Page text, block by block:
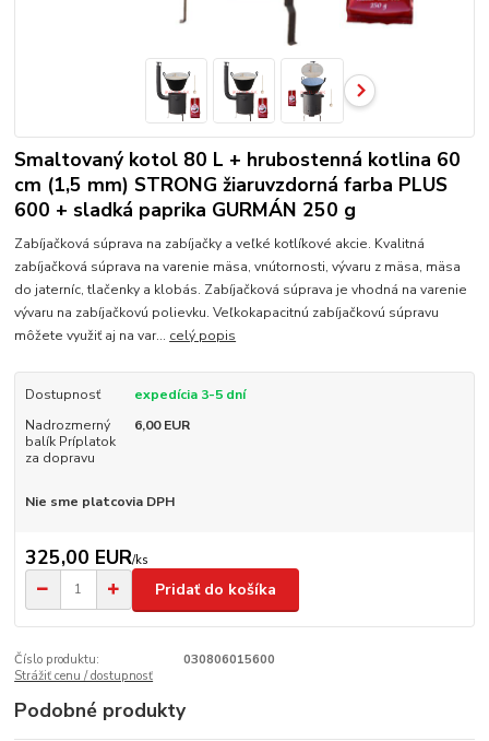
Smaltovaný kotol 80 L + hrubostenná kotlina 60
cm (1,5 mm) STRONG žiaruvzdorná farba PLUS
600 + sladká paprika GURMÁN 250 g
Zabíjačková súprava na zabíjačky a veľké kotlíkové akcie. Kvalitná
zabíjačková súprava na varenie mäsa, vnútornosti, vývaru z mäsa, mäsa
do jaterníc, tlačenky a klobás. Zabíjačková súprava je vhodná na varenie
vývaru na zabíjačkovú polievku. Veľkokapacitnú zabíjačkovú súpravu
môžete využiť aj na var... celý popis
Dostupnosť
expedícia 3-5 dní
Nadrozmerný
balík Príplatok
za dopravu
6,00 EUR
Nie sme platcovia DPH
325,00 EUR/ks
Pridať do košíka
Číslo produktu:
030806015600
Strážiť cenu / dostupnosť
Podobné produkty